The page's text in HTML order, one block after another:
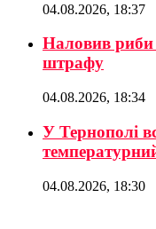
04.08.2026, 18:37
Наловив риби
штрафу
04.08.2026, 18:34
У Тернополі
04.08.2026, 18:30